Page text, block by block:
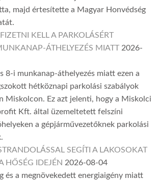
majd értesítette a Magyar Honvédség
KELL A PARKOLÁSÉRT
ÁTHELYEZÉS MIATT 2026-
8-i munkanap-áthelyezés miatt ezen a
hétköznapi parkolási szabályok
Miskolcon. Ez azt jelenti, hogy a Miskolci
Kft. által üzemeltetett felszíni
a gépjárművezetőknek parkolási
SEGÍTI A LAKOSOKAT
HŐSÉG IDEJÉN 2026-08-04
és a megnövekedett energiaigény miatt